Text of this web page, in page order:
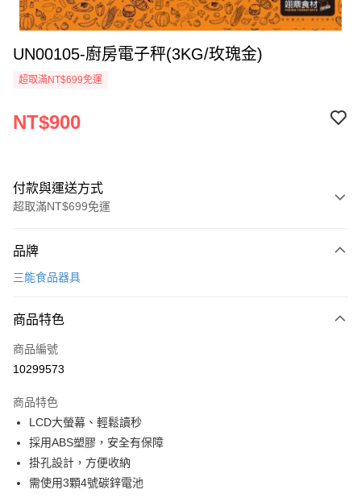
UN00105-廚房電子秤(3KG/玫瑰金)
超取滿NT$699免運
NT$900
付款與運送方式
超取滿NT$699免運
信用卡一次付款
運送方式
• 付款後全家取貨
• 付款後7-11取貨
每筆NT$60，滿NT$699(含以上)免運費
(請點開選項勾選)
每筆NT$250
品牌
三能食品器具
商品特色
商品編號
10299573
商品特色
LCD大螢幕、輕鬆讀秒
採用ABS塑膠，安全有保障
掛孔設計，方便收納
需使用3顆4號碳鋅電池